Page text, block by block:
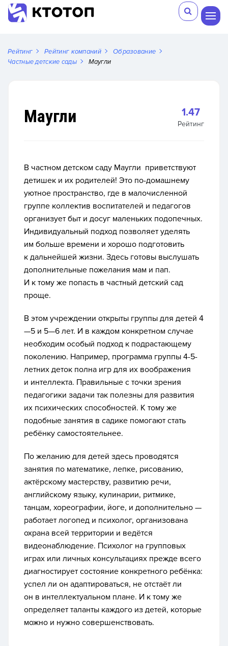
Рейтинг Рейтинг компаний
Образование
Частные детские сады
Маугли
Маугли 1.47
Рейтинг
В частном детском саду Маугли приветствуют
детишек и их родителей! Это по-домашнему
уютное пространство, где в малочисленной
группе коллектив воспитателей и педагогов
организует быт и досуг маленьких подопечных.
Индивидуальный подход позволяет уделять
им больше времени и хорошо подготовить
к дальнейшей жизни. Здесь готовы выслушать
дополнительные пожелания мам и пап.
И к тому же попасть в частный детский сад
проще.
В этом учреждении открыты группы для детей 4
—5 и 5—6 лет. И в каждом конкретном случае
необходим особый подход к подрастающему
поколению. Например, программа группы 4-5-
летних деток полна игр для их воображения
и интеллекта. Правильные с точки зрения
педагогики задачи так полезны для развития
их психических способностей. К тому же
подобные занятия в садике помогают стать
ребёнку самостоятельнее.
По желанию для детей здесь проводятся
занятия по математике, лепке, рисованию,
актёрскому мастерству, развитию речи,
английскому языку, кулинарии, ритмике,
танцам, хореографии, йоге, и дополнительно —
работает логопед и психолог, организована
охрана всей территории и ведётся
видеонаблюдение. Психолог на групповых
играх или личных консультациях прежде всего
диагностирует состояние конкретного ребёнка:
успел ли он адаптироваться, не отстаёт ли
он в интеллектуальном плане. И к тому же
определяет таланты каждого из детей, которые
можно и нужно совершенствовать.